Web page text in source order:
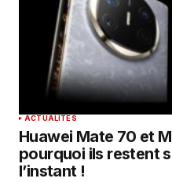
ACTUALITÉS
Huawei Mate 70 et
pourquoi ils restent
l’instant !